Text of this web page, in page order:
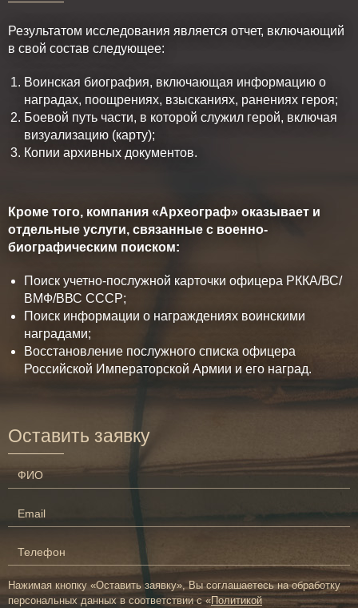
Результатом исследования является отчет, включающий
в свой состав следующее:
Воинская биография, включающая информацию о
наградах, поощрениях, взысканиях, ранениях героя;
Боевой путь части, в которой служил герой, включая
визуализацию (карту);
Копии архивных документов.
Кроме того, компания «Археограф» оказывает и
отдельные услуги, связанные с военно-
биографическим поиском:
Поиск учетно-послужной карточки офицера РККА/ВС/
ВМФ/ВВС СССР;
Поиск информации о награждениях воинскими
наградами;
Восстановление послужного списка офицера
Российской Императорской Армии и его наград.
Оставить заявку
Нажимая кнопку «Оставить заявку», Вы соглашаетесь на обработку
персональных данных в соответствии с «Политикой